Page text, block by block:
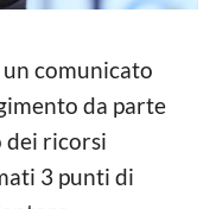
un comunicato
da parte
dei ricorsi
3 punti di